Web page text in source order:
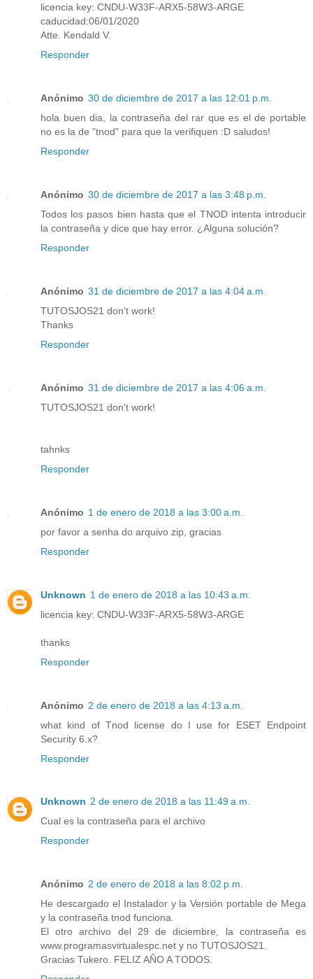
licencia key: CNDU-W33F-ARX5-58W3-ARGE
caducidad:06/01/2020
Atte. Kendald V.
Responder
Anónimo 30 de diciembre de 2017 a las 12:01 p.m.
hola buen dia, la contraseña del rar que es el de portable
no es la de "tnod" para que la verifiquen :D saludos!
Responder
Anónimo 30 de diciembre de 2017 a las 3:48 p.m.
Todos los pasos bien hasta que el TNOD intenta introducir
la contraseña y dice que hay error. ¿Alguna solución?
Responder
Anónimo 31 de diciembre de 2017 a las 4:04 a.m.
TUTOSJOS21 don't work!
Thanks
Responder
Anónimo 31 de diciembre de 2017 a las 4:06 a.m.
TUTOSJOS21 don't work!
tahnks
Responder
Anónimo 1 de enero de 2018 a las 3:00 a.m.
por favor a senha do arquivo zip, gracias
Responder
Unknown 1 de enero de 2018 a las 10:43 a.m.
licencia key: CNDU-W33F-ARX5-58W3-ARGE
thanks
Responder
Anónimo 2 de enero de 2018 a las 4:13 a.m.
what kind of Tnod license do I use for ESET Endpoint
Security 6.x?
Responder
Unknown 2 de enero de 2018 a las 11:49 a.m.
Cual es la contraseña para el archivo
Responder
Anónimo 2 de enero de 2018 a las 8:02 p.m.
He descargado el Instalador y la Versión portable de Mega
y la contraseña tnod funciona.
El otro archivo del 29 de diciembre, la contraseña es
www.programasvirtualespc.net y no TUTOSJOS21.
Gracias Tukero. FELIZ AÑO A TODOS.